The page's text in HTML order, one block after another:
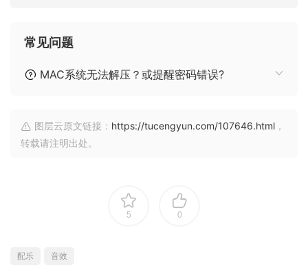
常见问题
MAC系统无法解压？或提醒密码错误?
图层云原文链接： https://tucengyun.com/107646.html ，
转载请注明出处。
5 0
配乐 音效